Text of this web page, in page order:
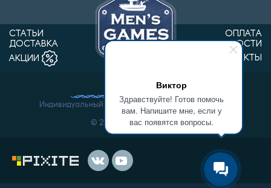
Виктор
Здравствуйте! Готов помочь
вам. Напишите мне, если у
вас появятся вопросы.
СТАТЬИ
ОПЛАТА
ДОСТАВКА
НОВОСТИ
АКЦИИ
КОНТАКТЫ
Индивидуальный предприниматель Ванин Виктор
Александрович.
© 2026 «Men'sGames».